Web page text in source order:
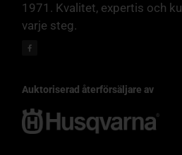
1971. Kvalitet, expertis och
varje steg.
Auktoriserad återförsäljare av